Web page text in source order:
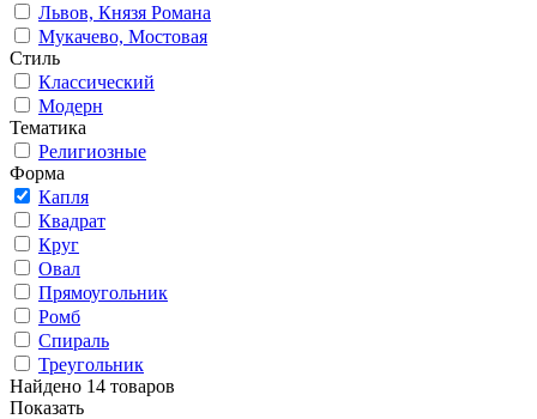
Львов, Князя Романа
Мукачево, Мостовая
Стиль
Классический
Модерн
Тематика
Религиозные
Форма
Капля
Квадрат
Круг
Овал
Прямоугольник
Ромб
Спираль
Треугольник
Найдено 14 товаров
Показать